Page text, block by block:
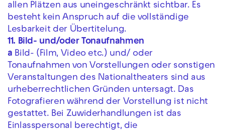
allen Plätzen aus uneingeschränkt sichtbar. Es
besteht kein Anspruch auf die vollständige
Lesbarkeit der Übertitelung.
11. Bild- und/oder Tonaufnahmen
a Bild- (Film, Video etc.) und/ oder
Tonaufnahmen von Vorstellungen oder sonstigen
Veranstaltungen des Nationaltheaters sind aus
urheberrechtlichen Gründen untersagt. Das
Fotografieren während der Vorstellung ist nicht
gestattet. Bei Zuwiderhandlungen ist das
Einlasspersonal berechtigt, die